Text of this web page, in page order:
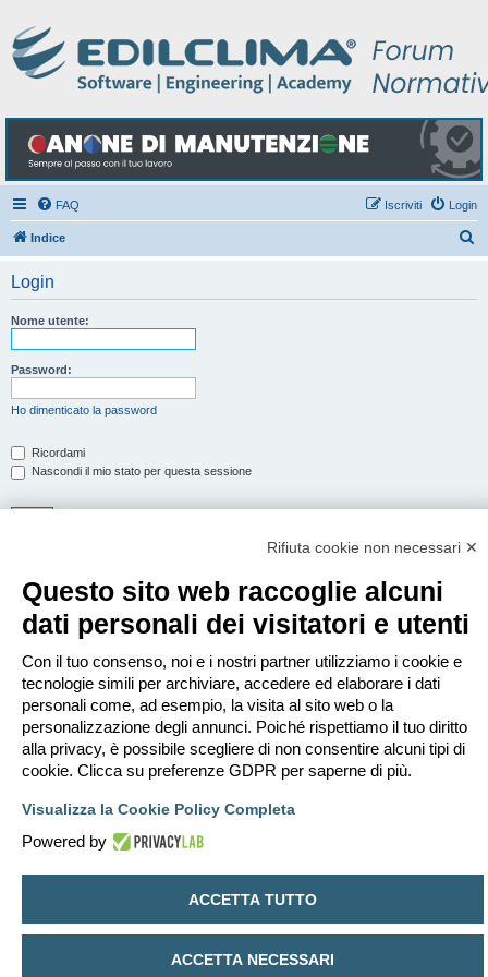
FAQ Login
Iscriviti
Indice
Login
Nome utente:
Password:
Ho dimenticato la password
Ricordami
Nascondi il mio stato per questa sessione
Per eseguire il login devi essere registrato. La registrazione richiede solo
pochi secondi e garantisce l’accesso alle funzioni avanzate. L’amministratore
può anche dare permessi speciali agli utenti. Prima di eseguire il login
assicurati di aver letto i termini d’uso e le varie regole.
Condizioni d’uso
Trattamento dei dati personali
Indice Tutti gli orari sono
Cancella cookie
Contattaci
Creato daphpBB® Forum Software © phpBB Limited
Traduzione Italiana
Rifiuta cookie non necessari ✕
Questo sito web raccoglie alcuni
dati personali dei visitatori e utenti
Con il tuo consenso, noi e i nostri partner utilizziamo i cookie e
tecnologie simili per archiviare, accedere ed elaborare i dati
personali come, ad esempio, la visita al sito web o la
personalizzazione degli annunci. Poiché rispettiamo il tuo diritto
alla privacy, è possibile scegliere di non consentire alcuni tipi di
cookie. Clicca su preferenze GDPR per saperne di più.
Visualizza la Cookie Policy Completa
Powered by
ACCETTA TUTTO
ACCETTA NECESSARI